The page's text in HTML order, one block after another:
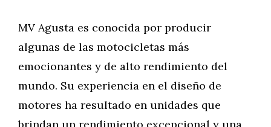
MV Agusta es conocida por producir
algunas de las motocicletas más
emocionantes y de alto rendimiento del
mundo. Su experiencia en el diseño de
motores ha resultado en unidades que